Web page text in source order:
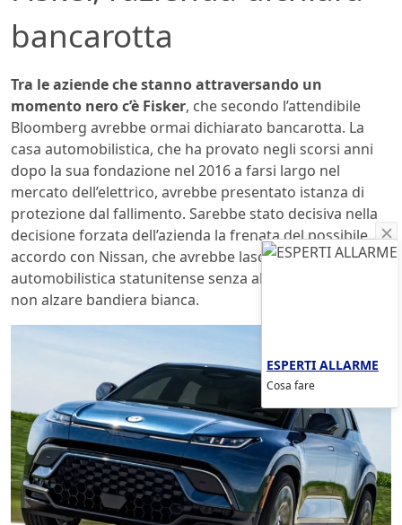
bancarotta
Tra le aziende che stanno attraversando un
momento nero c’è Fisker, che secondo l’attendibile
Bloomberg avrebbe ormai dichiarato bancarotta. La
casa automobilistica, che ha provato negli scorsi anni
dopo la sua fondazione nel 2016 a farsi largo nel
mercato dell’elettrico, avrebbe presentato istanza di
protezione dal fallimento. Sarebbe stato decisiva nella
decisione forzata dell’azienda la frenata del possibile
accordo con Nissan, che avrebbe lasciato la casa
automobilistica statunitense senza altre alternative se
non alzare bandiera bianca.
ESPERTI ALLARME
Cosa fare